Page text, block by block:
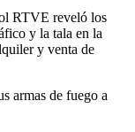
RTVE reveló los
y la tala en la
y venta de
armas de fuego a